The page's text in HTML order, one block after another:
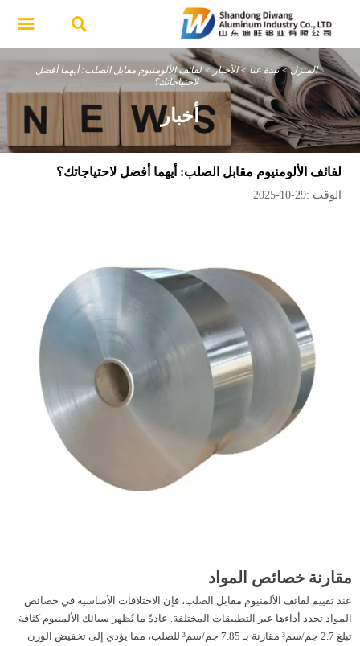


المنزل>نبذة عنا>الأخبار>لفائف الألومنيوم مقابل الصلب: أيهما أفضل
لاحتياجاتك؟
أخبار
لفائف الألومنيوم مقابل الصلب: أيهما أفضل لاحتياجاتك؟
الوقت :29-10-2025
مقارنة خصائص المواد
عند تقييم لفائف الألمنيوم مقابل الصلب، فإن الاختلافات الأساسية في خصائص
المواد تحدد أداءها عبر التطبيقات المختلفة. عادةً ما تُظهر سبائك الألمنيوم كثافة
تبلغ 2.7 جم/سم³ مقارنة بـ 7.85 جم/سم³ للصلب، مما يؤدي إلى تخفيض الوزن